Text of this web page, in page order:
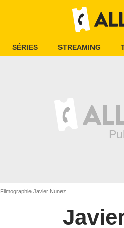
SÉRIES STREAMING
Filmographie Javier Nunez